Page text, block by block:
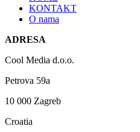
KONTAKT
O nama
ADRESA
Cool Media d.o.o.
Petrova 59a
10 000 Zagreb
Croatia